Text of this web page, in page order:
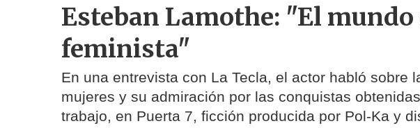
Esteban Lamothe: "El mundo
feminista"
En una entrevista con La Tecla, el actor habló sobre
mujeres y su admiración por las conquistas
trabajo, en Puerta 7, ficción producida por Pol-Ka y